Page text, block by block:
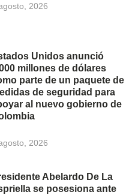
2026
Unidos anunció
millones de dólares
parte de un paquete de
de seguridad para
al nuevo gobierno de
2026
Abelardo De La
se posesiona ante